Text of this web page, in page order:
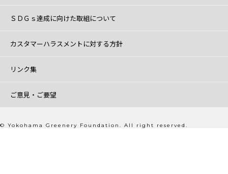
ＳＤＧｓ達成に向けた取組について
カスタマーハラスメントに対する方針
リンク集
ご意見・ご要望
© Yokohama Greenery Foundation. All right reserved.